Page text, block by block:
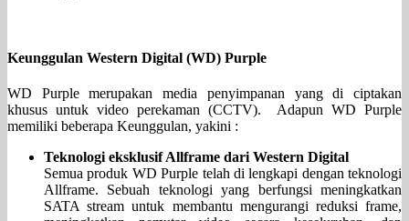
Keunggulan Western Digital (WD) Purple
WD Purple merupakan media penyimpanan yang di ciptakan
khusus untuk video perekaman (CCTV). Adapun WD Purple
memiliki beberapa Keunggulan, yakini :
Teknologi eksklusif Allframe dari Western Digital
Semua produk WD Purple telah di lengkapi dengan teknologi
Allframe. Sebuah teknologi yang berfungsi meningkatkan
SATA stream untuk membantu mengurangi reduksi frame,